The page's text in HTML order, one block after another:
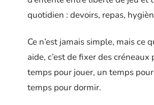
quotidien : devoirs, repas,
Ce n’est jamais simple, mais ce
aide, c’est de fixer des créneaux
temps pour jouer, un temps
temps pour dormir.